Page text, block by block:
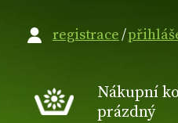
Nákupní
prázdný
registrace/